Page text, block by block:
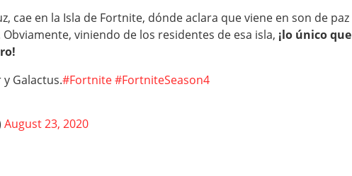
cae en la Isla de Fortnite, dónde aclara que viene en son de paz
viniendo de los residentes de esa isla, ¡lo único que
Galactus.#Fortnite#FortniteSeason4
August 23, 2020